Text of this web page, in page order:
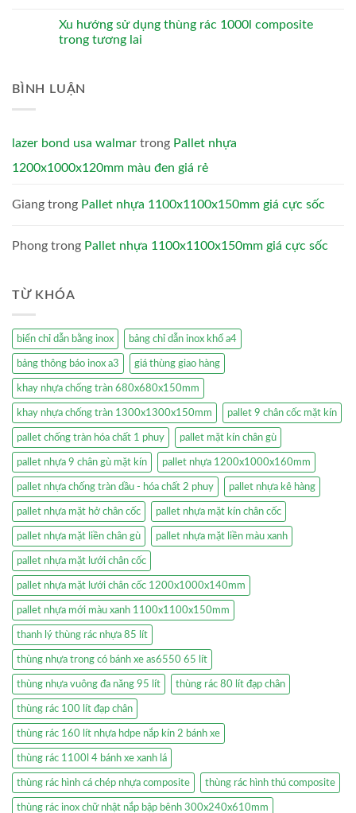
Xu hướng sử dụng thùng rác 1000l composite
trong tương lai
BÌNH LUẬN
lazer bond usa walmar trong Pallet nhựa
1200x1000x120mm màu đen giá rẻ
Giang trong Pallet nhựa 1100x1100x150mm giá cực sốc
Phong trong Pallet nhựa 1100x1100x150mm giá cực sốc
TỪ KHÓA
biển chỉ dẫn bằng inox bảng chỉ dẫn inox khổ a4
bảng thông báo inox a3 giá thùng giao hàng
khay nhựa chống tràn 680x680x150mm
khay nhựa chống tràn 1300x1300x150mm pallet 9 chân cốc mặt kín
pallet chống tràn hóa chất 1 phuy pallet mặt kín chân gù
pallet nhựa 9 chân gù mặt kín pallet nhựa 1200x1000x160mm
pallet nhựa chống tràn dầu - hóa chất 2 phuy pallet nhựa kê hàng
pallet nhựa mặt hở chân cốc pallet nhựa mặt kín chân cốc
pallet nhựa mặt liền chân gù pallet nhựa mặt liền màu xanh
pallet nhựa mặt lưới chân cốc
pallet nhựa mặt lưới chân cốc 1200x1000x140mm
pallet nhựa mới màu xanh 1100x1100x150mm
thanh lý thùng rác nhựa 85 lít
thùng nhựa trong có bánh xe as6550 65 lít
thùng nhựa vuông đa năng 95 lít thùng rác 80 lít đạp chân
thùng rác 100 lít đạp chân
thùng rác 160 lít nhựa hdpe nắp kín 2 bánh xe
thùng rác 1100l 4 bánh xe xanh lá
thùng rác hình cá chép nhựa composite thùng rác hình thú composite
thùng rác inox chữ nhật nắp bập bênh 300x240x610mm